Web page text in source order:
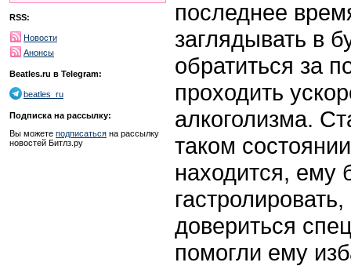
RSS:
Новости
Анонсы
Beatles.ru в Telegram:
beatles_ru
Подписка на рассылку:
Вы можете подписаться на рассылку
новостей Битлз.ру
последнее
заглядывать в
обратиться за
проходить
алкоголизма.
таком
находится, ему
довериться
помогли ему